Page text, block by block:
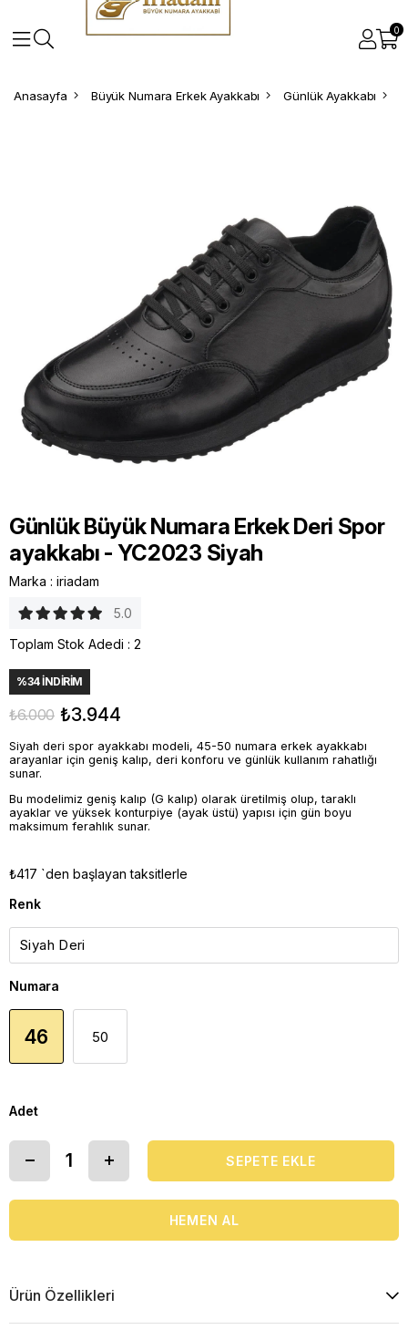
0
Anasayfa Büyük Numara Erkek Ayakkabı Günlük Ayakkabı
Günlük Büyük Numara Erkek Deri Spor
ayakkabı - YC2023 Siyah
Marka : iriadam
5.0
Toplam Stok Adedi : 2
%34İNDIRIM
₺6.000 ₺3.944
Siyah deri spor ayakkabı modeli, 45-50 numara erkek ayakkabı
arayanlar için geniş kalıp, deri konforu ve günlük kullanım rahatlığı
sunar.
Bu modelimiz geniş kalıp (G kalıp) olarak üretilmiş olup, taraklı
ayaklar ve yüksek konturpiye (ayak üstü) yapısı için gün boyu
maksimum ferahlık sunar.
₺417 `den başlayan taksitlerle
Renk
Numara
46 50
Adet
Ürün Özellikleri